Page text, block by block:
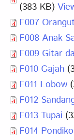
(383 KB)
F007
F008 Anak
F009 Gitar
F010 Gajah
F011 Lobow
F012
F013 Tupai
F014